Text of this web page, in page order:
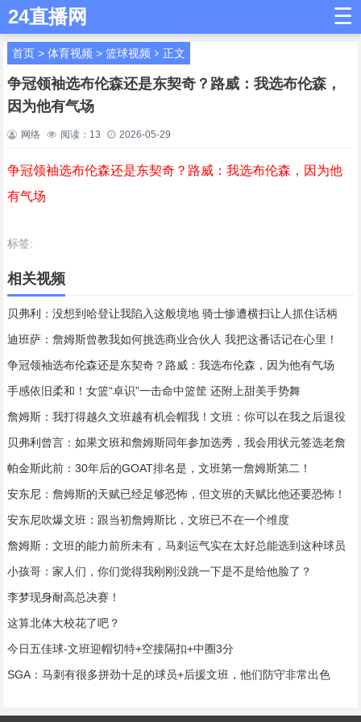
24直播网 ☰
首页> 体育视频 > 篮球视频 正文
争冠领袖选布伦森还是东契奇？路威：我选布伦森，
因为他有气场
网络 阅读： 13 2026-05-29
争冠领袖选布伦森还是东契奇？路威：我选布伦森，因为他
有气场
标签:
相关视频
贝弗利：没想到哈登让我陷入这般境地 骑士惨遭横扫让人抓住话柄
迪班萨：詹姆斯曾教我如何挑选商业合伙人 我把这番话记在心里！
争冠领袖选布伦森还是东契奇？路威：我选布伦森，因为他有气场
手感依旧柔和！女篮“卓识”一击命中篮筐 还附上甜美手势舞
詹姆斯：我打得越久文班越有机会帽我！文班：你可以在我之后退役
贝弗利曾言：如果文班和詹姆斯同年参加选秀，我会用状元签选老詹
帕金斯此前：30年后的GOAT排名是，文班第一詹姆斯第二！
安东尼：詹姆斯的天赋已经足够恐怖，但文班的天赋比他还要恐怖！
安东尼吹爆文班：跟当初詹姆斯比，文班已不在一个维度
詹姆斯：文班的能力前所未有，马刺运气实在太好总能选到这种球员
小孩哥：家人们，你们觉得我刚刚没跳一下是不是给他脸了？
李梦现身耐高总决赛！
这算北体大校花了吧？
今日五佳球-文班迎帽切特+空接隔扣+中圈3分
SGA：马刺有很多拼劲十足的球员+后援文班，他们防守非常出色